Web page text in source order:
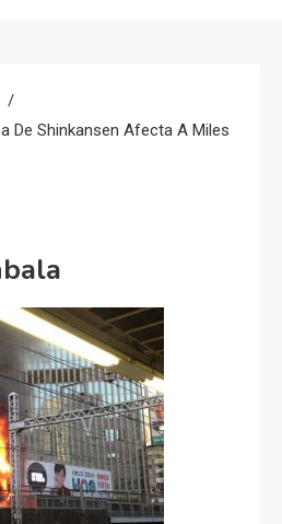
De Shinkansen Afecta A Miles